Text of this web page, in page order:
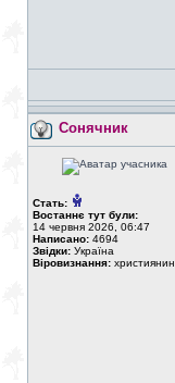
Сонячник
Стать:
Востаннє тут були:
14 червня 2026, 06:47
Написано: 4694
Звідки: Україна
Віровизнання: християнин